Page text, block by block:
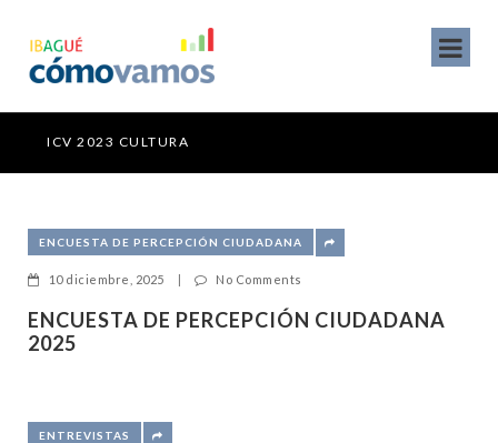
ICV 2023 CULTURA
ENCUESTA DE PERCEPCIÓN CIUDADANA
10 diciembre, 2025 | No Comments
ENCUESTA DE PERCEPCIÓN CIUDADANA
2025
ENTREVISTAS